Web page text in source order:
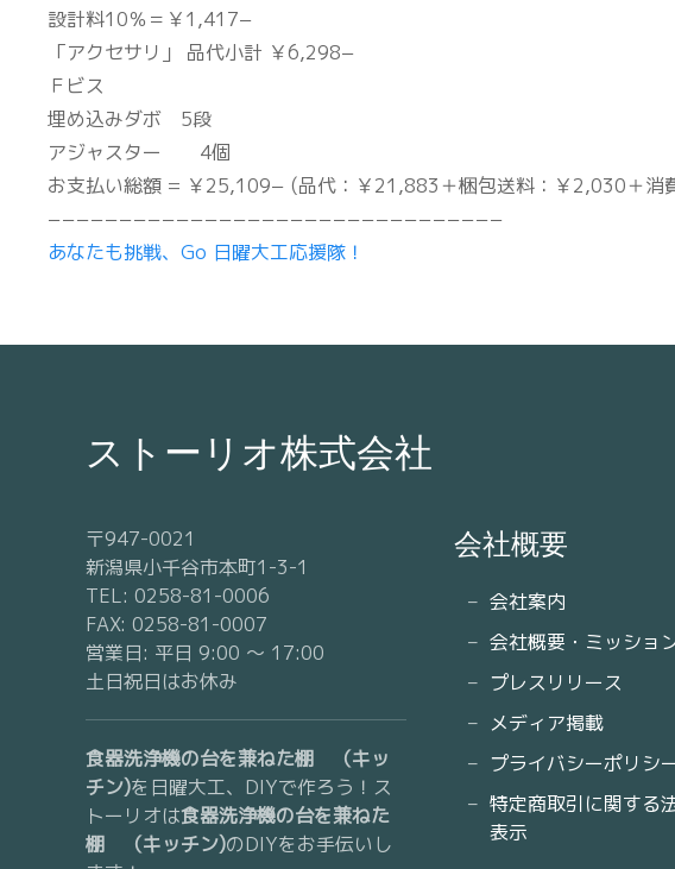
設計料10％＝￥1,417−
「アクセサリ」 品代小計 ￥6,298−
Ｆビス
埋め込みダボ 5段
アジャスター 4個
お支払い総額 = ￥25,109− (品代：￥21,883＋梱包送料：￥2,030＋消
−−−−−−−−−−−−−−−−−−−−−−−−−−−−−−−−
あなたも挑戦、Go 日曜大工応援隊！
ストーリオ株式会社
〒947-0021
新潟県小千谷市本町1-3-1
TEL: 0258-81-0006
FAX: 0258-81-0007
営業日: 平日 9:00 〜 17:00
土日祝日はお休み
食器洗浄機の台を兼ねた棚 （キッ
チン)を日曜大工、DIYで作ろう！ス
トーリオは食器洗浄機の台を兼ねた
棚 （キッチン)のDIYをお手伝いし
会社概要
会社案内
会社概要・ミッショ
プレスリリース
メディア掲載
プライバシーポリシ
特定商取引に関する
表示